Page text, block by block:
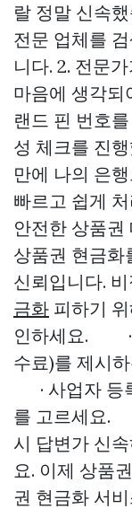
랄 정말 신속
전문 업체를
니다. 2. 전문
마음에 생각되
랜드 핀 번호
성 체크를 진
만에 나의 은
빠르고 쉽게
안전한 상품권
상품권 현금화
신뢰입니다.
금화 피하기
인하세요. ·
수료)를 제시
· 사업자 등
를 고르세
시 답변가 신
요. 이제 상품
권 현금화 서